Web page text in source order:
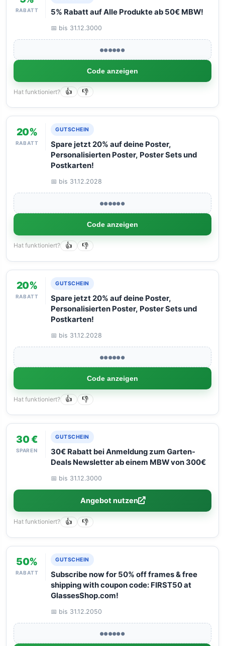
RABATT 5% Rabatt auf Alle Produkte ab 50€ MBW!
📅 bis 31.12.3000
●●●●●●
Code anzeigen
Hat funktioniert? 👍 👎
20%
RABATT
GUTSCHEIN
Spare jetzt 20% auf deine Poster,
Personalisierten Poster, Poster Sets und
Postkarten!
📅 bis 31.12.2028
●●●●●●
Code anzeigen
Hat funktioniert? 👍 👎
20%
RABATT
GUTSCHEIN
Spare jetzt 20% auf deine Poster,
Personalisierten Poster, Poster Sets und
Postkarten!
📅 bis 31.12.2028
●●●●●●
Code anzeigen
Hat funktioniert? 👍 👎
30 €
SPAREN
GUTSCHEIN
30€ Rabatt bei Anmeldung zum Garten-
Deals Newsletter ab einem MBW von 300€
📅 bis 31.12.3000
Angebot nutzen
Hat funktioniert? 👍 👎
50%
RABATT
GUTSCHEIN
Subscribe now for 50% off frames & free
shipping with coupon code: FIRST50 at
GlassesShop.com!
📅 bis 31.12.2050
●●●●●●